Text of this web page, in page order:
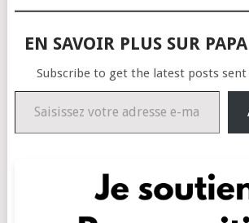
EN SAVOIR PLUS SUR
Subscribe to get the latest posts
Saisissez votre adresse e-mail…